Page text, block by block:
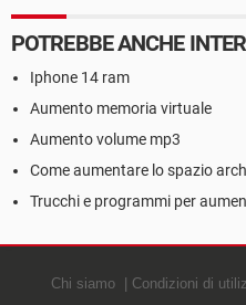
POTREBBE ANCHE
Iphone 14 ram
Aumento memoria virtuale
Aumento volume mp3
Come aumentare lo spazio
Trucchi e programmi per
Chi siamo Condizioni di